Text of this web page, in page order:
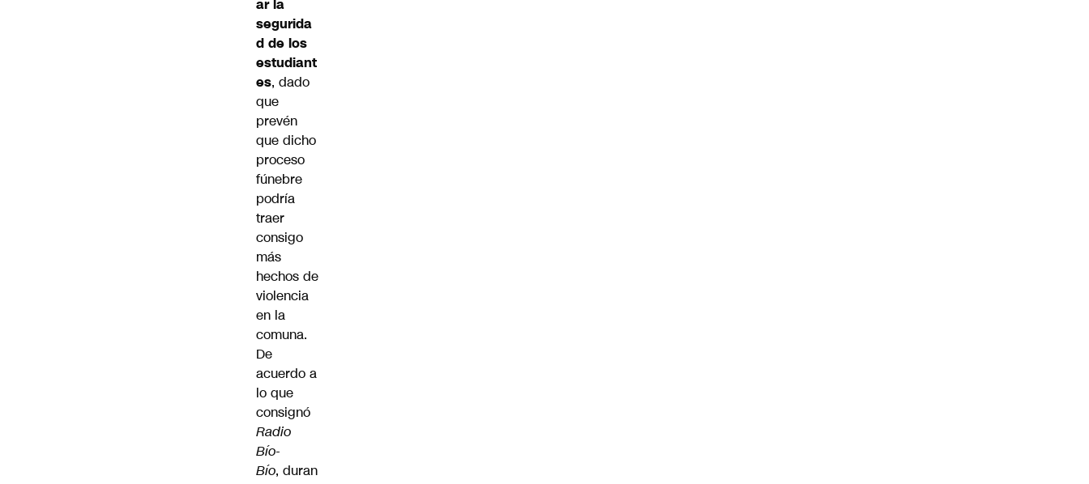
ar la
segurida
d de los
estudiant
es, dado
que
prevén
que dicho
proceso
fúnebre
podría
traer
consigo
más
hechos de
violencia
en la
comuna.
De
acuerdo a
lo que
consignó
Radio
Bío-
Bío, duran